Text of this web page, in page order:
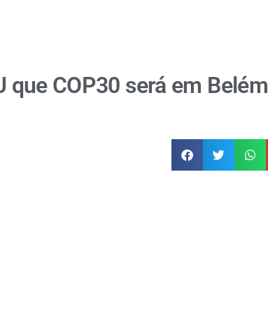
que COP30 será em Belém